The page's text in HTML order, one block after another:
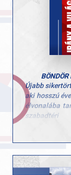
Tokiói élete
vezetősége
BÖNDÖR
Újabb
aki hosszú
élvonalába
szabadtéri
hiszen a vb
fogalmazott
A stabil
koncentrál,